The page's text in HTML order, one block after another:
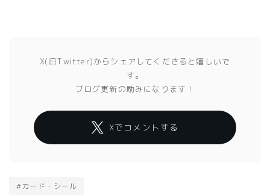
X(旧Twitter)からシェアしてくださると嬉しいで
す。
ブログ更新の励みになります！
Xでコメントする
#カード・シール